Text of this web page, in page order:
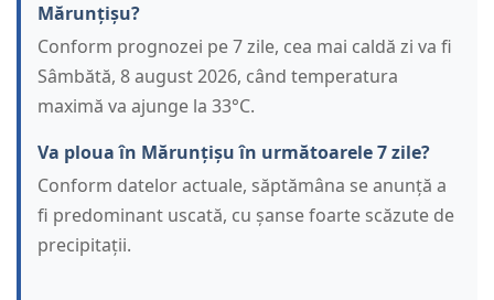
Mărunțișu?
Conform prognozei pe 7 zile, cea mai caldă zi va fi
Sâmbătă, 8 august 2026, când temperatura
maximă va ajunge la 33°C.
Va ploua în Mărunțișu în următoarele 7 zile?
Conform datelor actuale, săptămâna se anunță a
fi predominant uscată, cu șanse foarte scăzute de
precipitații.